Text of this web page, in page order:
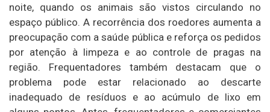
noite, quando os animais são vistos circulando no
espaço público. A recorrência dos roedores aumenta a
preocupação com a saúde pública e reforça os pedidos
por atenção à limpeza e ao controle de pragas na
região. Frequentadores também destacam que o
problema pode estar relacionado ao descarte
inadequado de resíduos e ao acúmulo de lixo em